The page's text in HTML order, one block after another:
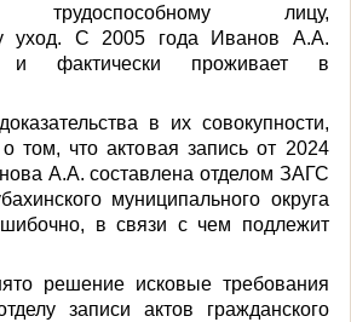
трудоспособному лицу,
уход. С 2005 года Иванов А.А.
и фактически проживает в
в их совокупности,
том, что актовая запись от 2024
А.А. составлена отделом ЗАГС
муниципального округа
в связи с чем подлежит
решение исковые требования
записи актов гражданского